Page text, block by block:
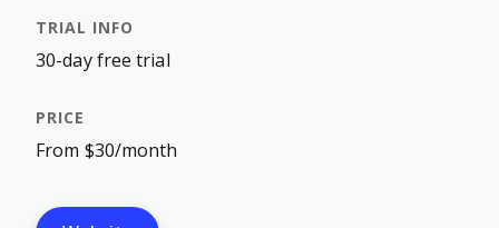
30-day free trial
From $30/month